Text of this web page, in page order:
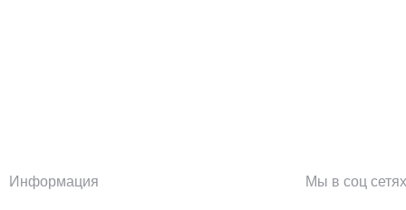
Информация Мы в соц сетях